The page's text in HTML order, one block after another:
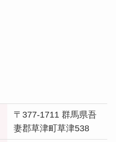
〒377-1711 群馬県吾
妻郡草津町草津538